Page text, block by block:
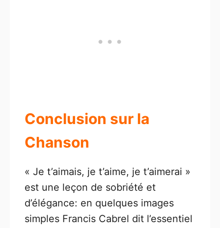
Conclusion sur la
Chanson
« Je t’aimais, je t’aime, je t’aimerai »
est une leçon de sobriété et
d’élégance: en quelques images
simples Francis Cabrel dit l’essentiel